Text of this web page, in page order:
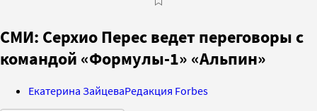
СМИ: Серхио Перес ведет переговоры с
командой «Формулы-1» «Альпин»
Екатерина ЗайцеваРедакция Forbes